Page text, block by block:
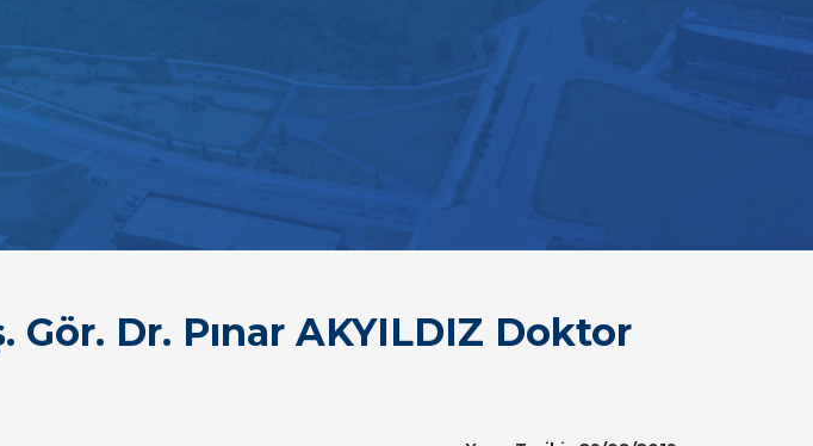
Dr. Pınar AKYILDIZ Doktor